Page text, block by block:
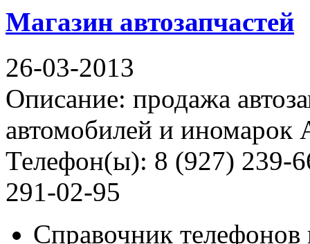
Магазин автозапчастей
26-03-2013
Описание: продажа
автомобилей и
Телефон(ы): 8 (927) 239-
291-02-95
Справочник